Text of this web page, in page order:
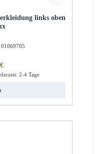
links oben
01069705
Preis:
2-4 Tage